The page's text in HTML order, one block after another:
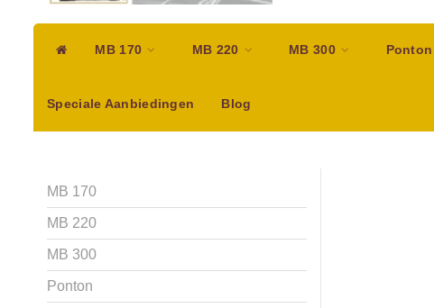
MB 170 MB 220 MB 300 Ponton
Speciale Aanbiedingen Blog
MB 170
MB 220
MB 300
Ponton